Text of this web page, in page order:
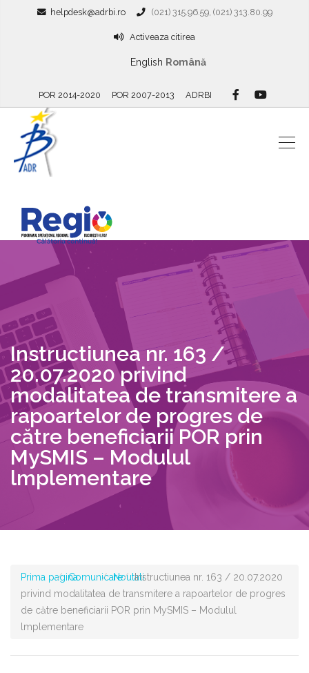
helpdesk@adrbi.ro (021) 315.96.59, (021) 313.80.99
Activeaza citirea
English Română
POR 2014-2020 POR 2007-2013 ADRBI
Instructiunea nr. 163 /
20.07.2020 privind
modalitatea de transmitere a
rapoartelor de progres de
către beneficiarii POR prin
MySMIS – Modulul
lmplementare
Prima paginaComunicareNoutatiInstructiunea nr. 163 / 20.07.2020
privind modalitatea de transmitere a rapoartelor de progres
de către beneficiarii POR prin MySMIS – Modulul
lmplementare